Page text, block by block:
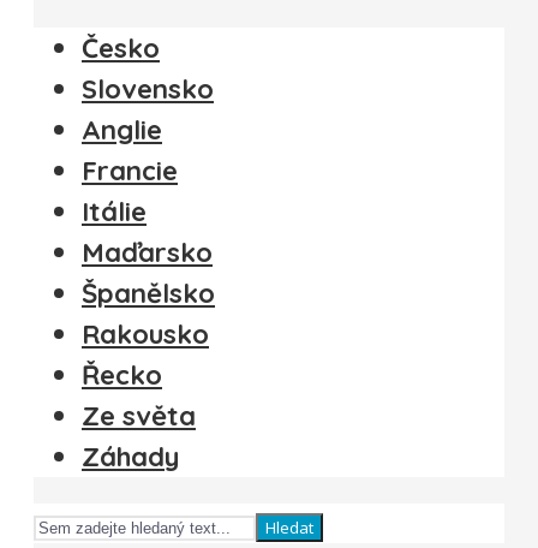
Česko
Slovensko
Anglie
Francie
Itálie
Maďarsko
Španělsko
Rakousko
Řecko
Ze světa
Záhady
Hledat